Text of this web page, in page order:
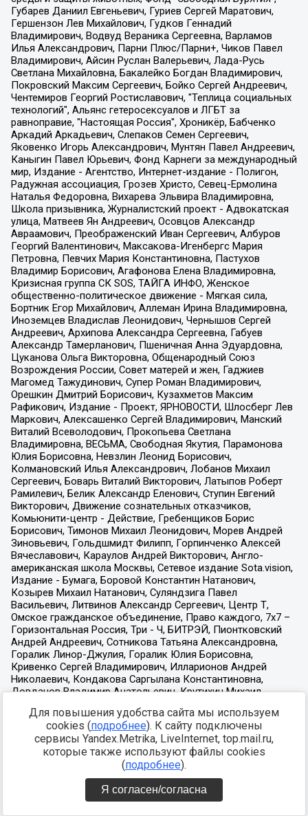
Для повышения удобства сайта мы используем
cookies (подробнее). К сайту подключены
сервисы Yandex.Metrika, LiveInternet, top.mail.ru,
которые также используют файлы cookies
(подробнее).
Я согласен/согласна